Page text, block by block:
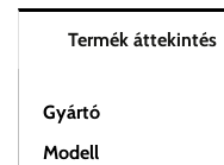
Termék áttekintés
Gyártó
Modell